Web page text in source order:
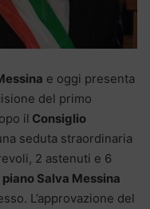
e oggi presenta
del primo
il Consiglio
seduta straordinaria
2 astenuti e 6
piano Salva Messina
L’approvazione del